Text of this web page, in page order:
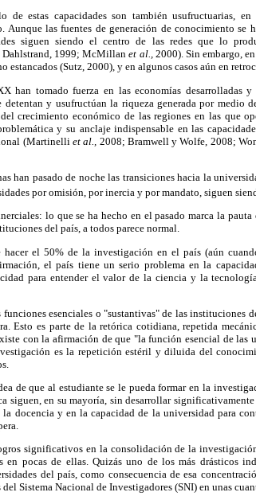
de estas capacidades son también usufructuarias,
Aunque las fuentes de generación de conocimiento se
siguen siendo el centro de las redes que lo
Dahlstrand, 1999; McMillanet al., 2000). Sin embargo,
estancados (Sutz, 2000), y en algunos casos aún en
han tomado fuerza en las economías desarrolladas y
detentan y usufructúan la riqueza generada por medio
crecimiento económico de las regiones en las que
y su anclaje indispensable en las
(Martinelli et al., 2008; Bramwell y Wolfe, 2008;
han pasado de noche las transiciones hacia la
por omisión, por inercia y por mandato, siguen
lo que se ha hecho en el pasado marca la
del país, a todos parece normal.
hacer el 50% de la investigación en el país (aún
el país tiene un serio problema en la
para entender el valor de la ciencia y la
esenciales o "sustantivas" de las instituciones
Esto es parte de la retórica cotidiana, repetida
con la afirmación de que "la función esencial de las
es la repetición estéril y diluida del
de que al estudiante se le pueda formar en la
siguen, en su mayoría, sin desarrollar
docencia y en la capacidad de la universidad para
significativos en la consolidación de la
en pocas de ellas. Quizás uno de los más drásticos
del país, como consecuencia de esa
Sistema Nacional de Investigadores (SNI) en unas